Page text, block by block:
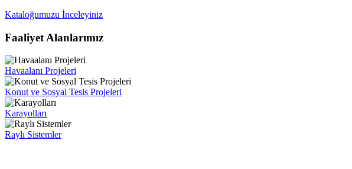
Kataloğumuzu İnceleyiniz
Faaliyet Alanlarımız
Havaalanı Projeleri
Konut ve Sosyal Tesis Projeleri
Karayolları
Raylı Sistemler